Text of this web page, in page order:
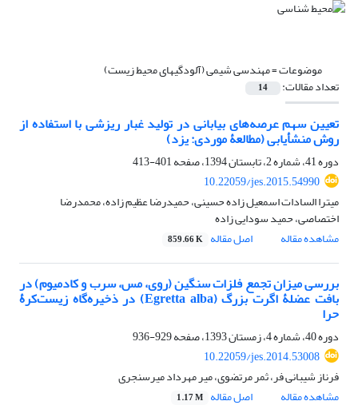
موضوعات =مهندسی شیمی (آلودگیهای محیط زیست)
تعداد مقالات: 14
تعیین سهم عرصه‌‌های بیابانی در تولید غبار ریزشی با استفاده از
روش منشأیابی (مطالعۀ موردی: یزد)
دوره 41، شماره 2، تابستان 1394، صفحه
401-413
10.22059/jes.2015.54990
میترا السادات اسمعیل زاده حسینی، حمیدرضا عظیم زاده، محمدرضا
اختصاصی، حمید سودایی زاده
مشاهده مقاله
اصل مقاله 859.66 K
بررسی میزان تجمع فلزات سنگین (روی، مس، سرب و کادمیوم) در
بافت عضلۀ اگرت بزرگ (Egretta alba) در ذخیره‌گاه زیست‌کرۀ
حرا
دوره 40، شماره 4، زمستان 1393، صفحه
929-936
10.22059/jes.2014.53008
فرناز شیبانی فر، ثمر مرتضوی، میر مهرداد میرسنجری
مشاهده مقاله
اصل مقاله 1.17 M